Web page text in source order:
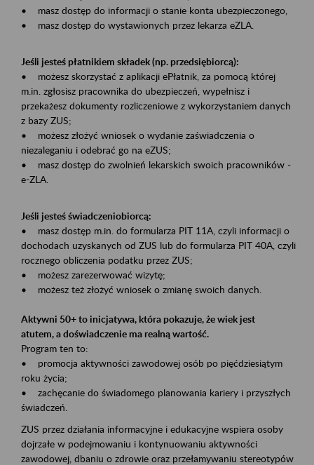
• masz dostęp do informacji o stanie konta ubezpieczonego,
• masz dostęp do wystawionych przez lekarza eZLA.
Jeśli jesteś płatnikiem składek (np. przedsiębiorcą):
• możesz skorzystać z aplikacji ePłatnik, za pomocą której
m.in. zgłosisz pracownika do ubezpieczeń, wypełnisz i
przekażesz dokumenty rozliczeniowe z wykorzystaniem danych
z bazy ZUS;
• możesz złożyć wniosek o wydanie zaświadczenia o
niezaleganiu i odebrać go na eZUS;
• masz dostęp do zwolnień lekarskich swoich pracowników -
e-ZLA.
Jeśli jesteś świadczeniobiorcą:
• masz dostęp m.in. do formularza PIT 11A, czyli informacji o
dochodach uzyskanych od ZUS lub do formularza PIT 40A, czyli
rocznego obliczenia podatku przez ZUS;
• możesz zarezerwować wizytę;
• możesz też złożyć wniosek o zmianę swoich danych.
Aktywni 50+ to inicjatywa, która pokazuje, że wiek jest
atutem, a doświadczenie ma realną wartość.
Program ten to:
• promocja aktywności zawodowej osób po pięćdziesiątym
roku życia;
• zachęcanie do świadomego planowania kariery i przyszłych
świadczeń.
ZUS przez działania informacyjne i edukacyjne wspiera osoby
dojrzałe w podejmowaniu i kontynuowaniu aktywności
zawodowej, dbaniu o zdrowie oraz przełamywaniu stereotypów